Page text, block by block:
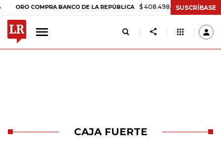
COMPRA BANCO DE LA REPÚBLICA $ 408.498,97 +$ 8.753,81 +2,19%
SUSCRÍBASE
CAJA FUERTE